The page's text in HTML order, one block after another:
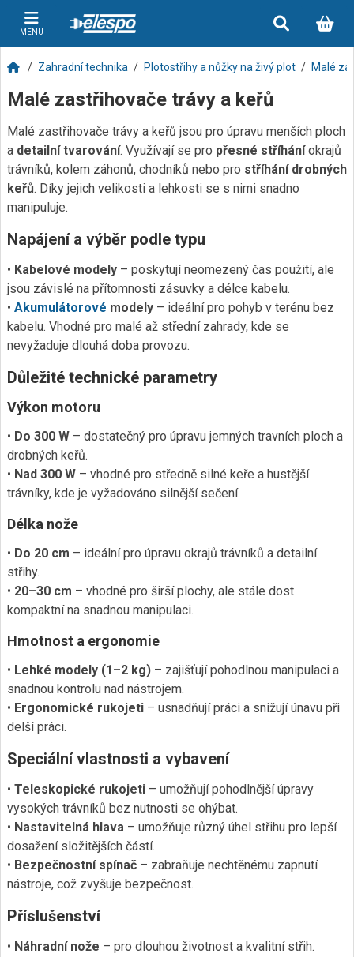
MENU
Zahradní technika Plotostřihy a nůžky na živý plot Malé
Malé zastřihovače trávy a keřů
Malé zastřihovače trávy a keřů jsou pro úpravu menších ploch
a detailní tvarování. Využívají se pro přesné stříháníokrajů
trávníků, kolem záhonů, chodníků nebo pro stříhání drobných
keřů. Díky jejich velikosti a lehkosti se s nimi snadno
manipuluje.
Napájení a výběr podle typu
• Kabelové modely – poskytují neomezený čas použití, ale
jsou závislé na přítomnosti zásuvky a délce kabelu.
• Akumulátorové modely – ideální pro pohyb v terénu bez
kabelu. Vhodné pro malé až střední zahrady, kde se
nevyžaduje dlouhá doba provozu.
Důležité technické parametry
Výkon motoru
• Do 300 W – dostatečný pro úpravu jemných travních ploch a
drobných keřů.
• Nad 300 W – vhodné pro středně silné keře a hustější
trávníky, kde je vyžadováno silnější sečení.
Délka nože
• Do 20 cm – ideální pro úpravu okrajů trávníků a detailní
střihy.
• 20–30 cm – vhodné pro širší plochy, ale stále dost
kompaktní na snadnou manipulaci.
Hmotnost a ergonomie
• Lehké modely (1–2 kg) – zajišťují pohodlnou manipulaci a
snadnou kontrolu nad nástrojem.
• Ergonomické rukojeti – usnadňují práci a snižují únavu při
delší práci.
Speciální vlastnosti a vybavení
• Teleskopické rukojeti – umožňují pohodlnější úpravy
vysokých trávníků bez nutnosti se ohýbat.
• Nastavitelná hlava – umožňuje různý úhel střihu pro lepší
dosažení složitějších částí.
• Bezpečnostní spínač – zabraňuje nechtěnému zapnutí
nástroje, což zvyšuje bezpečnost.
Příslušenství
• Náhradní nože – pro dlouhou životnost a kvalitní střih.